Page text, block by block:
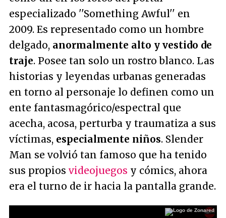
especializado ''Something Awful'' en
2009. Es representado como un hombre
delgado, anormalmente alto y vestido de
traje. Posee tan solo un rostro blanco. Las
historias y leyendas urbanas generadas
en torno al personaje lo definen como un
ente fantasmagórico/espectral que
acecha, acosa, perturba y traumatiza a sus
víctimas, especialmente niños. Slender
Man se volvió tan famoso que ha tenido
sus propios videojuegos y cómics, ahora
era el turno de ir hacia la pantalla grande.